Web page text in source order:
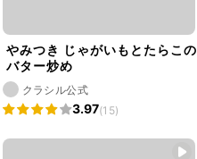
やみつき じゃがいもとたらこの
バター炒め
クラシル公式
3.97(15)